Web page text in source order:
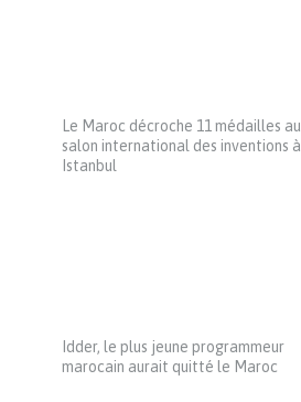
Le Maroc décroche 11 médailles au
salon international des inventions à
Istanbul
Idder, le plus jeune programmeur
marocain aurait quitté le Maroc